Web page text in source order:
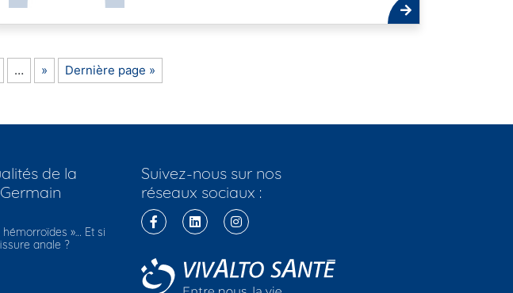
… » Dernière page »
de la
»… Et si
anale ?
Suivez-nous sur nos
réseaux sociaux :